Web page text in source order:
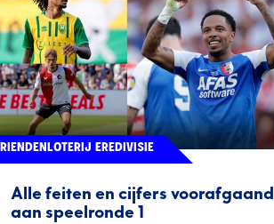
Alle feiten en cijfers voorafgaand
aan speelronde 1
EREDIVISIE